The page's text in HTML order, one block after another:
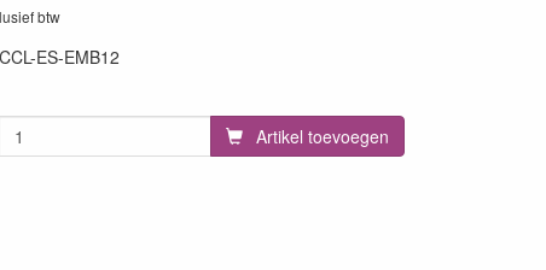
btw
CCL-ES-EMB12
Artikel toevoegen